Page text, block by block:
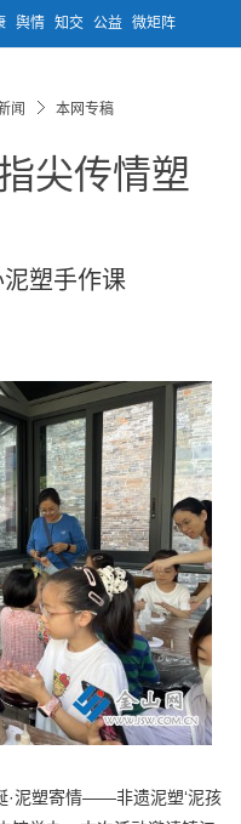
舆情 知交 公益 微矩阵
闻 本网专稿
尖传情塑
塑手作课
·泥塑寄情——非遗泥塑‘泥孩